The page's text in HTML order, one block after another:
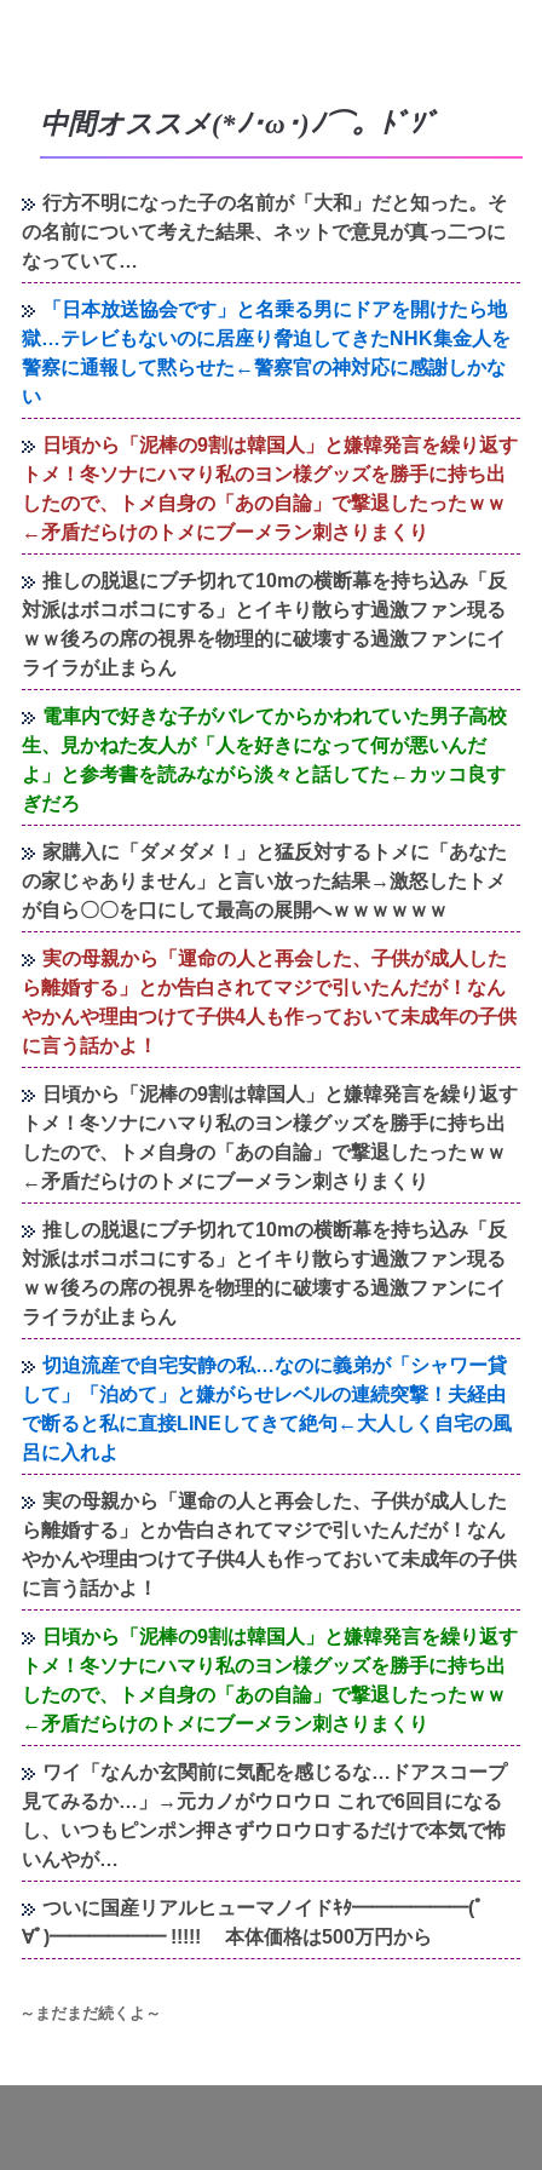
中間オススメ(*ﾉ･ω･)ﾉ⌒。ﾄﾞｿﾞ
行方不明になった子の名前が「大和」だと知った。そ
の名前について考えた結果、ネットで意見が真っ二つに
なっていて…
「日本放送協会です」と名乗る男にドアを開けたら地
獄…テレビもないのに居座り脅迫してきたNHK集金人を
警察に通報して黙らせた←警察官の神対応に感謝しかな
い
日頃から「泥棒の9割は韓国人」と嫌韓発言を繰り返す
トメ！冬ソナにハマり私のヨン様グッズを勝手に持ち出
したので、トメ自身の「あの自論」で撃退したったｗｗ
←矛盾だらけのトメにブーメラン刺さりまくり
推しの脱退にブチ切れて10mの横断幕を持ち込み「反
対派はボコボコにする」とイキり散らす過激ファン現る
ｗｗ後ろの席の視界を物理的に破壊する過激ファンにイ
ライラが止まらん
電車内で好きな子がバレてからかわれていた男子高校
生、見かねた友人が「人を好きになって何が悪いんだ
よ」と参考書を読みながら淡々と話してた←カッコ良す
ぎだろ
家購入に「ダメダメ！」と猛反対するトメに「あなた
の家じゃありません」と言い放った結果→激怒したトメ
が自ら〇〇を口にして最高の展開へｗｗｗｗｗｗ
実の母親から「運命の人と再会した、子供が成人した
ら離婚する」とか告白されてマジで引いたんだが！なん
やかんや理由つけて子供4人も作っておいて未成年の子供
に言う話かよ！
日頃から「泥棒の9割は韓国人」と嫌韓発言を繰り返す
トメ！冬ソナにハマり私のヨン様グッズを勝手に持ち出
したので、トメ自身の「あの自論」で撃退したったｗｗ
←矛盾だらけのトメにブーメラン刺さりまくり
推しの脱退にブチ切れて10mの横断幕を持ち込み「反
対派はボコボコにする」とイキり散らす過激ファン現る
ｗｗ後ろの席の視界を物理的に破壊する過激ファンにイ
ライラが止まらん
切迫流産で自宅安静の私…なのに義弟が「シャワー貸
して」「泊めて」と嫌がらせレベルの連続突撃！夫経由
で断ると私に直接LINEしてきて絶句←大人しく自宅の風
呂に入れよ
実の母親から「運命の人と再会した、子供が成人した
ら離婚する」とか告白されてマジで引いたんだが！なん
やかんや理由つけて子供4人も作っておいて未成年の子供
に言う話かよ！
日頃から「泥棒の9割は韓国人」と嫌韓発言を繰り返す
トメ！冬ソナにハマり私のヨン様グッズを勝手に持ち出
したので、トメ自身の「あの自論」で撃退したったｗｗ
←矛盾だらけのトメにブーメラン刺さりまくり
ワイ「なんか玄関前に気配を感じるな…ドアスコープ
見てみるか…」→元カノがウロウロ これで6回目になる
し、いつもピンポン押さずウロウロするだけで本気で怖
いんやが…
ついに国産リアルヒューマノイドｷﾀ━━━━━━(ﾟ
∀ﾟ)━━━━━━ !!!!! 本体価格は500万円から
～まだまだ続くよ～